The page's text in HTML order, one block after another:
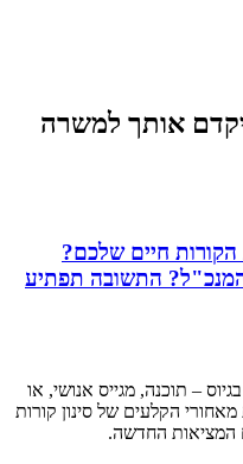
אותך למשרה
חיים שלכם?
המנכ"ל? התשובה תפתיע
– תוכנה, מגייס אנושי, או
הקלעים של סינון קורות
המציאות החדשה.